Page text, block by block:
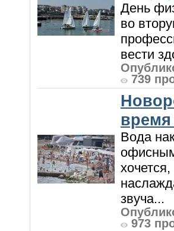
День
во
вести
739
Вода
звуча...
973